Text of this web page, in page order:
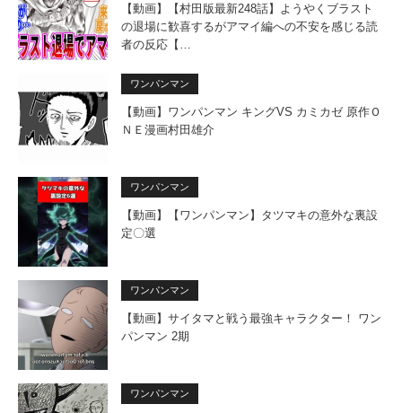
【動画】【村田版最新248話】ようやくブラスト
の退場に歓喜するがアマイ編への不安を感じる読
者の反応【…
ワンパンマン
【動画】ワンパンマン キングVS カミカゼ 原作Ｏ
ＮＥ漫画村田雄介
ワンパンマン
【動画】【ワンパンマン】タツマキの意外な裏設
定〇選
ワンパンマン
【動画】サイタマと戦う最強キャラクター！ ワン
パンマン 2期
ワンパンマン